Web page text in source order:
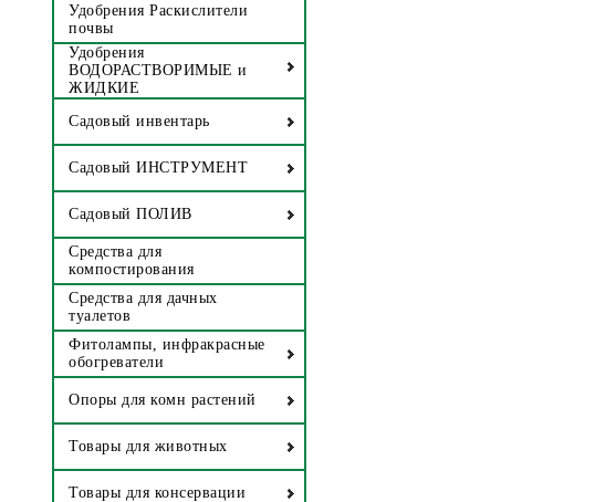
Удобрения Раскислители
почвы
Удобрения
ВОДОРАСТВОРИМЫЕ и
ЖИДКИЕ
Садовый инвентарь
Садовый ИНСТРУМЕНТ
Садовый ПОЛИВ
Средства для
компостирования
Средства для дачных
туалетов
Фитолампы, инфракрасные
обогреватели
Опоры для комн растений
Товары для животных
Товары для консервации